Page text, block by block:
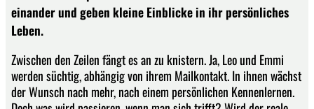
einander und geben kleine Einblicke in ihr persönliches
Leben.
Zwischen den Zeilen fängt es an zu knistern. Ja, Leo und Emmi
werden süchtig, abhängig von ihrem Mailkontakt. In ihnen wächst
der Wunsch nach mehr, nach einem persönlichen Kennenlernen.